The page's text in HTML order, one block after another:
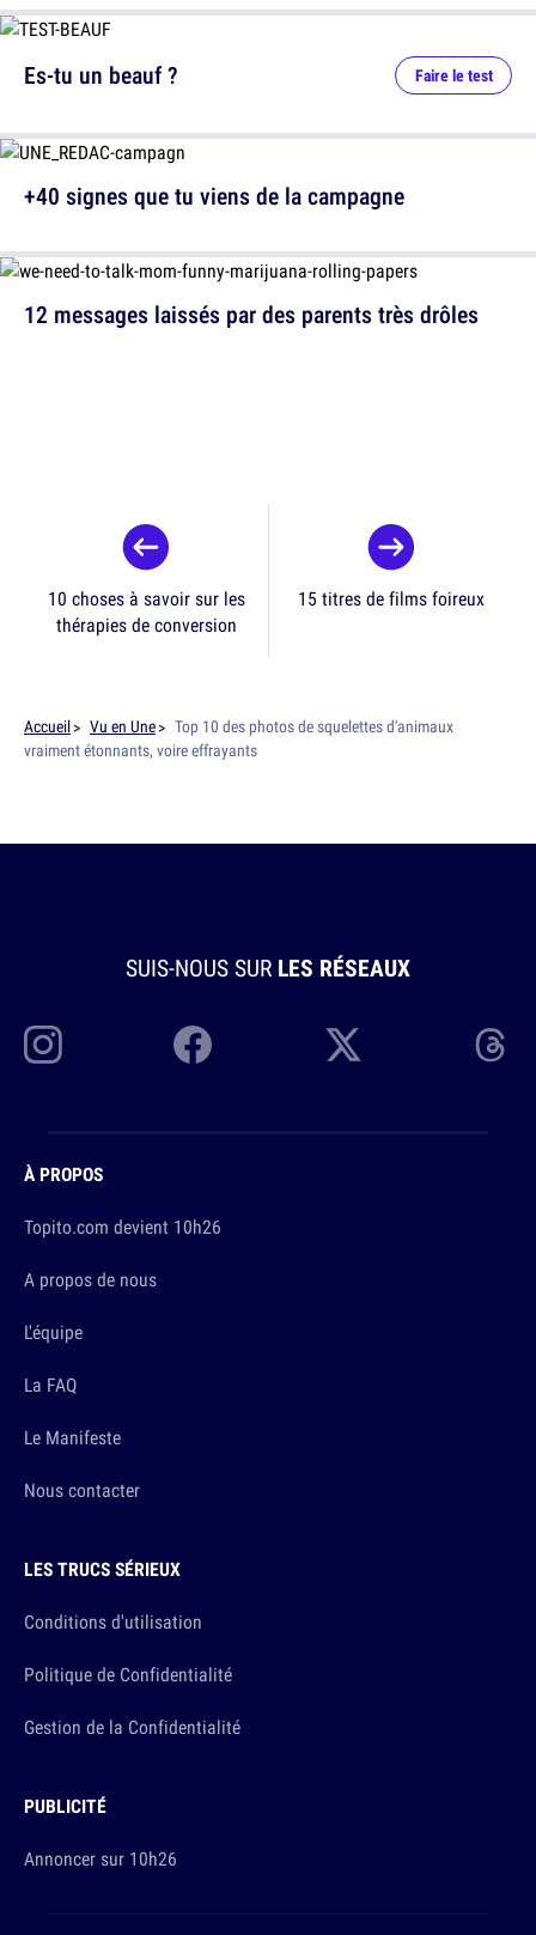
12 messages laissés par des parents très drôles
Es-tu un beauf ? Faire le test
+40 signes que tu viens de la campagne
10 choses à savoir sur les
thérapies de conversion
15 titres de films foireux
Accueil Vu en Une
Top 10 des photos de squelettes d'animaux
vraiment étonnants, voire effrayants
SUIS-NOUS SUR LES RÉSEAUX
À PROPOS
Topito.com devient 10h26
A propos de nous
L'équipe
La FAQ
Le Manifeste
Nous contacter
LES TRUCS SÉRIEUX
Conditions d'utilisation
Politique de Confidentialité
Gestion de la Confidentialité
PUBLICITÉ
Annoncer sur 10h26